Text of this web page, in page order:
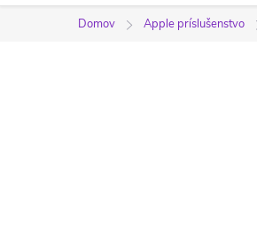
Domov Apple príslušenstvo